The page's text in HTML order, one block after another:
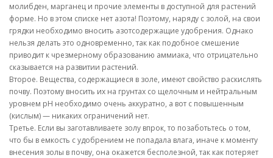
молибден, марганец и прочие элементы в доступной для растений
форме. Но в этом списке нет азота! Поэтому, наряду с золой, на свои
грядки необходимо вносить азотсодержащие удобрения. Однако
нельзя делать это одновременно, так как подобное смешение
приводит к чрезмерному образованию аммиака, что отрицательно
сказывается на развитии растений.
Второе. Вещества, содержащиеся в золе, имеют свойство раскислять
почву. Поэтому вносить их на грунтах со щелочным и нейтральным
уровнем рН необходимо очень аккуратно, а вот с повышенным
(кислым) — никаких ограничений нет.
Третье. Если вы заготавливаете золу впрок, то позаботьтесь о том,
что бы в емкость с удобрением не попадала влага, иначе к моменту
внесения золы в почву, она окажется бесполезной, так как потеряет